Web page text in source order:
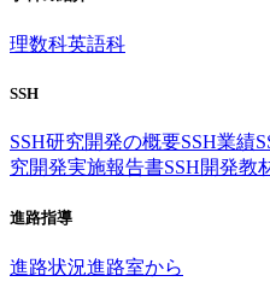
理数科英語科
SSH
SSH研究開発の概要SSH業績
究開発実施報告書SSH開発教
進路指導
進路状況進路室から